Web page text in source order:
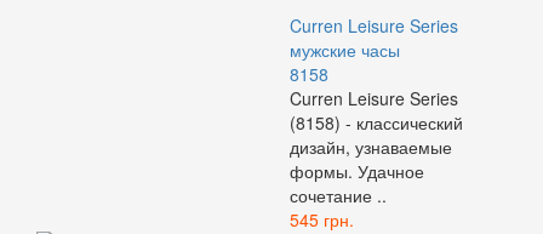
Curren Leisure Series
мужские часы
8158
Curren Leisure Series
(8158) - классический
дизайн, узнаваемые
формы. Удачное
сочетание ..
545 грн.